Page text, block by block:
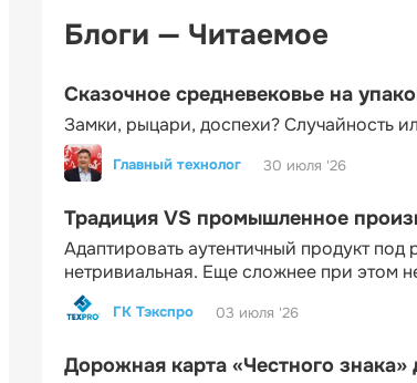
Блоги — Читаемое
Сказочное средневековье на
Замки, рыцари, доспехи? Случайность
Главный технолог 30 июля '26
Традиция VS промышленное
Адаптировать аутентичный продукт
нетривиальная. Еще сложнее при этом
ГК Тэкспро 03 июля '26
Дорожная карта «Честного